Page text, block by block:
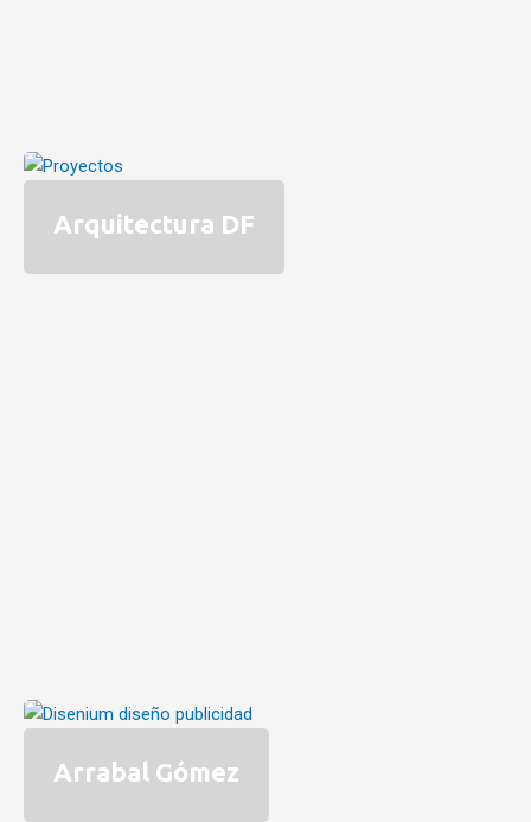
Arquitectura DF
Arrabal Gómez